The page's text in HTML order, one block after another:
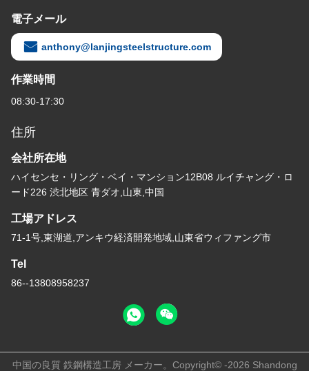
電子メール
anthony@lanjingsteelstructure.com
作業時間
08:30-17:30
住所
会社所在地
ハイセンセ・リング・ベイ・マンション12B08 ルイチャング・ロ
ード226 渋北地区 青ダオ,山東,中国
工場アドレス
71-1号,東湖道,アンキウ経済開発地域,山東省ウィファング市
Tel
86--13808958237
中国の良質 鉄鋼構造工房 メーカー。Copyright© -2026 Shandong